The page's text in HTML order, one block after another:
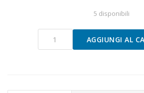
5 disponibili
AGGIUNGI AL